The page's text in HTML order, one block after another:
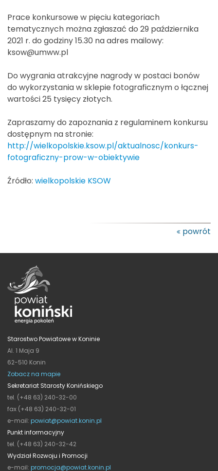
Prace konkursowe w pięciu kategoriach
tematycznych można zgłaszać do 29 października
2021 r. do godziny 15.30 na adres mailowy:
ksow@umww.pl
Do wygrania atrakcyjne nagrody w postaci bonów
do wykorzystania w sklepie fotograficznym o łącznej
wartości 25 tysięcy złotych.
Zapraszamy do zapoznania z regulaminem konkursu
dostępnym na stronie:
http://wielkopolskie.ksow.pl/aktualnosc/konkurs-
fotograficzny-prow-w-obiektywie
Źródło: wielkopolskie KSOW
powrót
Starostwo Powiatowe w Koninie
Al. 1 Maja 9
62-510 Konin
Zobacz na mapie
Sekretariat Starosty Konińskiego
tel. (+48 63) 240-32-00
fax (+48 63) 240-32-01
e-mail: powiat@powiat.konin.pl
Punkt informacyjny
tel. (+48 63) 240-32-42
Wydział Rozwoju i Promocji
e-mail: promocja@powiat.konin.pl